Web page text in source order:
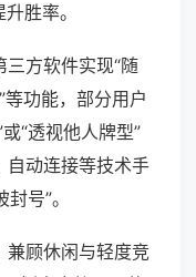
胜率。
方软件实现“随
等功能，部分用户
“透视他人牌型”
自动连接等技术手
号”。
兼顾休闲与轻度竞